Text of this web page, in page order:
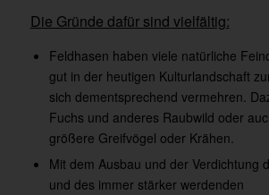
Die Gründe dafür sind vielfältig:
Feldhasen haben viele natürliche
gut in der heutigen Kulturlandschaft
sich dementsprechend vermehren.
Fuchs und anderes Raubwild oder
größere Greifvögel oder Krähen.
Mit dem Ausbau und der Verdichtung
und des immer stärker werdenden